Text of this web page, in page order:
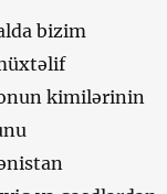
bizim
kimilərinin